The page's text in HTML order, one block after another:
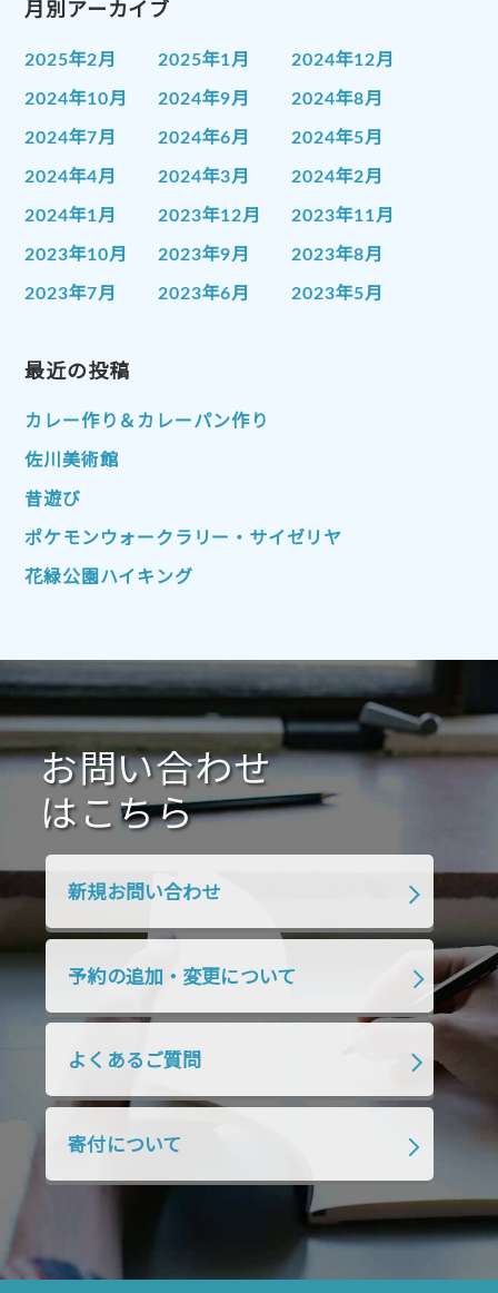
月別アーカイブ
2025年2月 2025年1月 2024年12月
2024年10月 2024年9月 2024年8月
2024年7月 2024年6月 2024年5月
2024年4月 2024年3月 2024年2月
2024年1月 2023年12月 2023年11月
2023年10月 2023年9月 2023年8月
2023年7月 2023年6月 2023年5月
2023年1月
2022年10月 2022年9月
2022年7月
2022年4月
2022年1月 2021年12月 2021年11月
2021年10月 2021年9月
2021年1月 2020年12月 2020年11月
2020年10月 2020年9月 2020年8月
2020年7月 2020年6月 2020年5月
2020年4月 2020年3月 2020年2月
2019年10月 2019年9月
2019年4月
2018年7月 2018年6月
2018年4月 2018年3月 2018年2月
2018年1月 2017年12月
2017年10月 2017年9月 2017年8月
2017年5月
2017年4月
最近の投稿
カレー作り＆カレーパン作り
佐川美術館
昔遊び
ポケモンウォークラリー・サイゼリヤ
花緑公園ハイキング
お問い合わせ
はこちら
新規お問い合わせ
予約の追加・変更について
よくあるご質問
寄付について